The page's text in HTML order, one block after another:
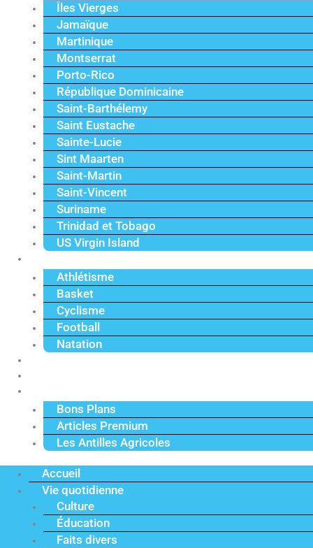
Îles Vierges
Jamaïque
Martinique
Montserrat
Porto-Rico
République Dominicaine
Saint-Barthélemy
Saint Eustache
Sainte-Lucie
Sint Maarten
Saint-Martin
Saint-Vincent
Suriname
Trinidad et Tobago
US Virgin Island
Athlétisme
Basket
Cyclisme
Football
Natation
Bons Plans
Articles Premium
Les Antilles Agricoles
Accueil
Vie quotidienne
Culture
Éducation
Faits divers